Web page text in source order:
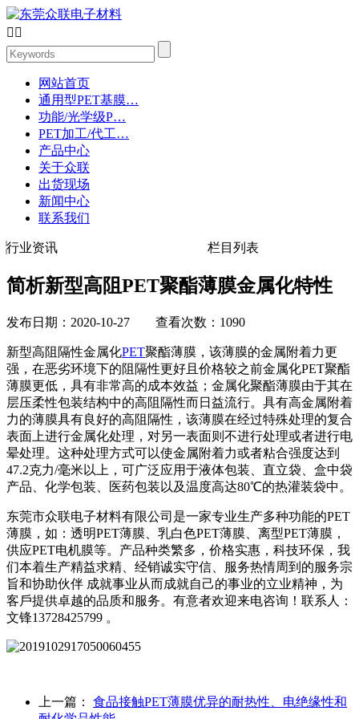
 
网站首页
通用型PET基膜…
功能/光学级P…
PET加工/代工…
产品中心
关于众联
出货现场
新闻中心
联系我们
行业资讯 栏目列表
简析新型高阻PET聚酯薄膜金属化特性
发布日期：2020-10-27 查看次数：1090
新型高阻隔性金属化PET聚酯薄膜，该薄膜的金属附着力更
强，在恶劣环境下的阻隔性更好且价格较之前金属化PET聚酯
薄膜更低，具有非常高的成本效益；金属化聚酯薄膜由于其在
层压柔性包装结构中的高阻隔性而日益流行。具有高金属附着
力的薄膜具有良好的高阻隔性，该薄膜在经过特殊处理的复合
表面上进行金属化处理，对另一表面则不进行处理或者进行电
晕处理。这种处理方式可以使金属附着力或者粘合强度达到
47.2克力/毫米以上，可广泛应用于液体包装、直立袋、盒中袋
产品、化学包装、医药包装以及温度高达80℃的热灌装袋中。
东莞市众联电子材料有限公司是一家专业生产多种功能的PET
薄膜，如：透明PET薄膜、乳白色PET薄膜、离型PET薄膜，
供应PET电机膜等。产品种类繁多，价格实惠，科技环保，我
们本着生产精益求精、经销诚实守信、服务热情周到的服务宗
旨和协助伙伴 成就事业从而成就自己的事业的立业精神，为
客戶提供卓越的品质和服务。有意者欢迎来电咨询！联系人：
文锋13728425799 。
上一篇： 食品接触PET薄膜优异的耐热性、电绝缘性和